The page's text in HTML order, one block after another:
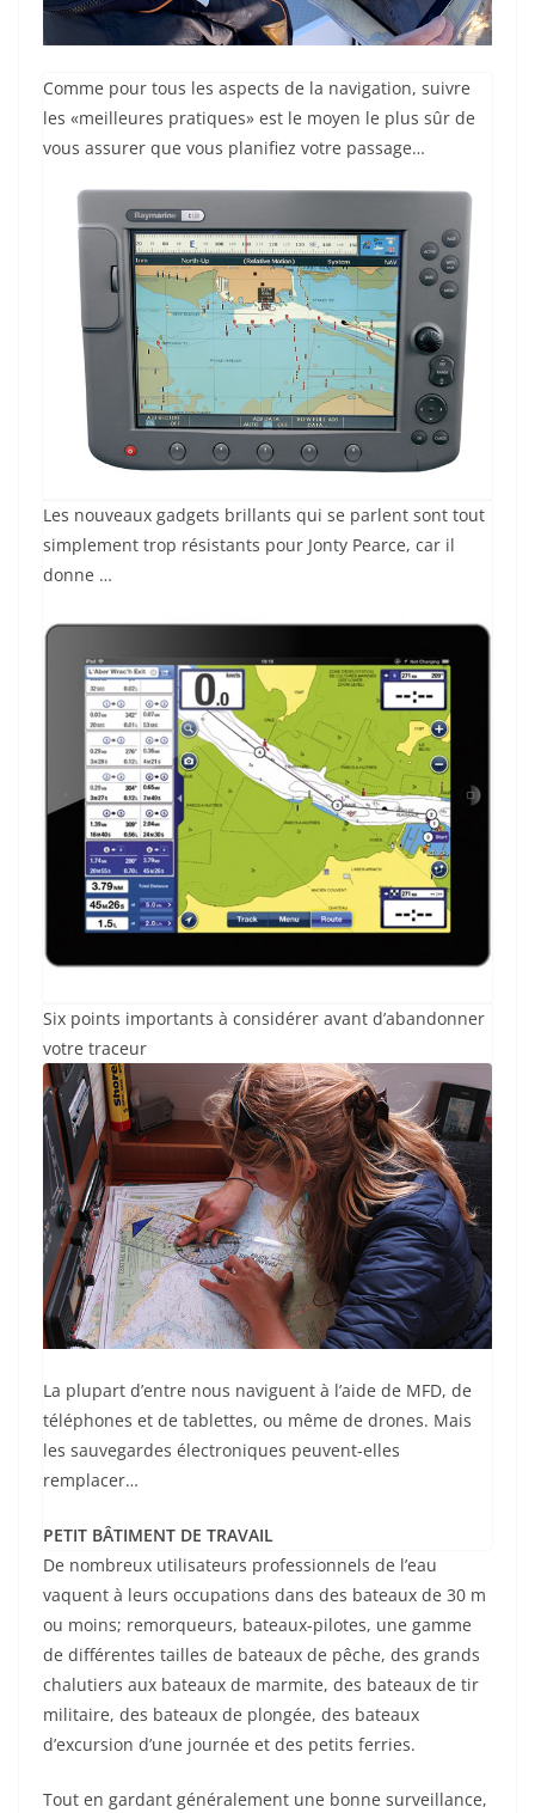
Comme pour tous les aspects de la navigation, suivre
les «meilleures pratiques» est le moyen le plus sûr de
vous assurer que vous planifiez votre passage…
Les nouveaux gadgets brillants qui se parlent sont tout
simplement trop résistants pour Jonty Pearce, car il
donne …
Six points importants à considérer avant d’abandonner
votre traceur
La plupart d’entre nous naviguent à l’aide de MFD, de
téléphones et de tablettes, ou même de drones. Mais
les sauvegardes électroniques peuvent-elles
remplacer…
PETIT BÂTIMENT DE TRAVAIL
De nombreux utilisateurs professionnels de l’eau
vaquent à leurs occupations dans des bateaux de 30 m
ou moins; remorqueurs, bateaux-pilotes, une gamme
de différentes tailles de bateaux de pêche, des grands
chalutiers aux bateaux de marmite, des bateaux de tir
militaire, des bateaux de plongée, des bateaux
d’excursion d’une journée et des petits ferries.
Tout en gardant généralement une bonne surveillance,